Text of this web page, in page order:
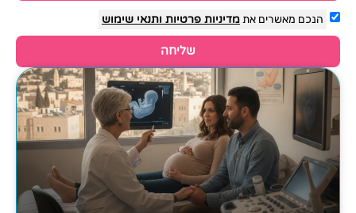
הנכם מאשרים אתמדיניות פרטיות ותנאי שימוש
שליחה